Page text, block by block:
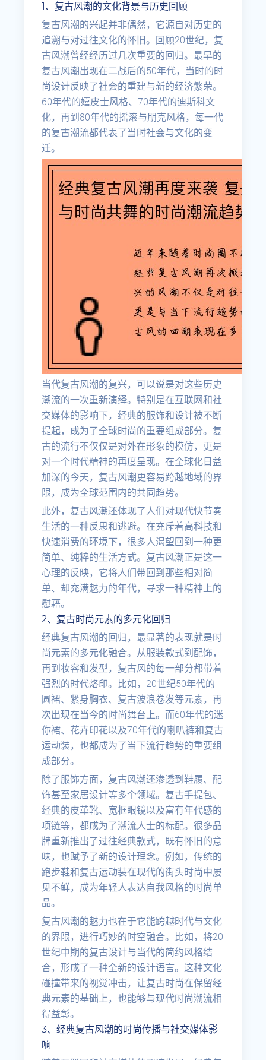
1、复古风潮的文化背景与历史回顾
复古风潮的兴起并非偶然，它源自对历史的
追溯与对过往文化的怀旧。回顾20世纪，复
古风潮曾经经历过几次重要的回归。最早的
复古风潮出现在二战后的50年代，当时的时
尚设计反映了社会的重建与新的经济繁荣。
60年代的嬉皮士风格、70年代的迪斯科文
化，再到80年代的摇滚与朋克风格，每一代
的复古潮流都代表了当时社会与文化的变
迁。
当代复古风潮的复兴，可以说是对这些历史
潮流的一次重新演绎。特别是在互联网和社
交媒体的影响下，经典的服饰和设计被不断
提起，成为了全球时尚的重要组成部分。复
古的流行不仅仅是对外在形象的模仿，更是
对一个时代精神的再度呈现。在全球化日益
加深的今天，复古风潮更容易跨越地域的界
限，成为全球范围内的共同趋势。
此外，复古风潮还体现了人们对现代快节奏
生活的一种反思和逃避。在充斥着高科技和
快速消费的环境下，很多人渴望回到一种更
简单、纯粹的生活方式。复古风潮正是这一
心理的反映，它将人们带回到那些相对简
单、却充满魅力的年代，寻求一种精神上的
慰藉。
2、复古时尚元素的多元化回归
经典复古风潮的回归，最显著的表现就是时
尚元素的多元化融合。从服装款式到配饰，
再到妆容和发型，复古风的每一部分都带着
强烈的时代烙印。比如，20世纪50年代的
圆裙、紧身胸衣、复古波浪卷发等元素，再
次出现在当今的时尚舞台上。而60年代的迷
你裙、花卉印花以及70年代的喇叭裤和复古
运动装，也都成为了当下流行趋势的重要组
成部分。
除了服饰方面，复古风潮还渗透到鞋履、配
饰甚至家居设计等多个领域。复古手提包、
经典的皮革靴、宽框眼镜以及富有年代感的
项链等，都成为了潮流人士的标配。很多品
牌重新推出了过往经典款式，既有怀旧的意
味，也赋予了新的设计理念。例如，传统的
跑步鞋和复古运动装在现代的街头时尚中屡
见不鲜，成为年轻人表达自我风格的时尚单
品。
复古风潮的魅力也在于它能跨越时代与文化
的界限，进行巧妙的时空融合。比如，将20
世纪中期的复古设计与当代的简约风格结
合，形成了一种全新的设计语言。这种文化
碰撞带来的视觉冲击，让复古时尚在保留经
典元素的基础上，也能够与现代时尚潮流相
得益彰。
3、经典复古风潮的时尚传播与社交媒体影
响